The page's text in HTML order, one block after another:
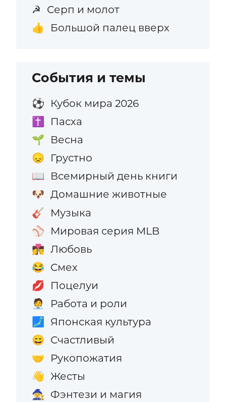
☭ Серп и молот
👍 Большой палец вверх
События и темы
⚽ Кубок мира 2026
✝️ Пасха
🌱 Весна
😞 Грустно
📖 Всемирный день книги
🐶 Домашние животные
🎸 Музыка
⚾ Мировая серия MLB
👩‍❤️‍💋‍👨 Любовь
😂 Смех
💋 Поцелуи
🧑‍💼 Работа и роли
🗾 Японская культура
😄 Счастливый
🤝 Рукопожатия
👋 Жесты
🧙 Фэнтези и магия